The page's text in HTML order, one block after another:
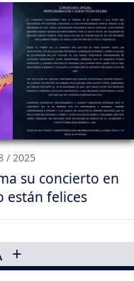
/ 2025
su concierto en
están felices
+